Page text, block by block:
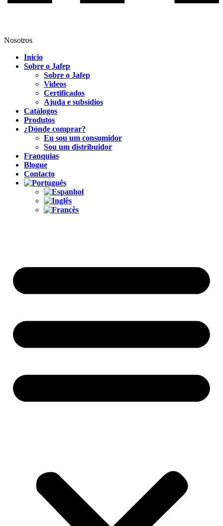
Nosotros
Inicio
Sobre o Jafep
Sobre o Jafep
Videos
Certificados
Ajuda e subsídios
Catálogos
Produtos
¿Dónde comprar?
Eu sou um consumidor
Sou um distribuidor
Franquias
Blogue
Contacto